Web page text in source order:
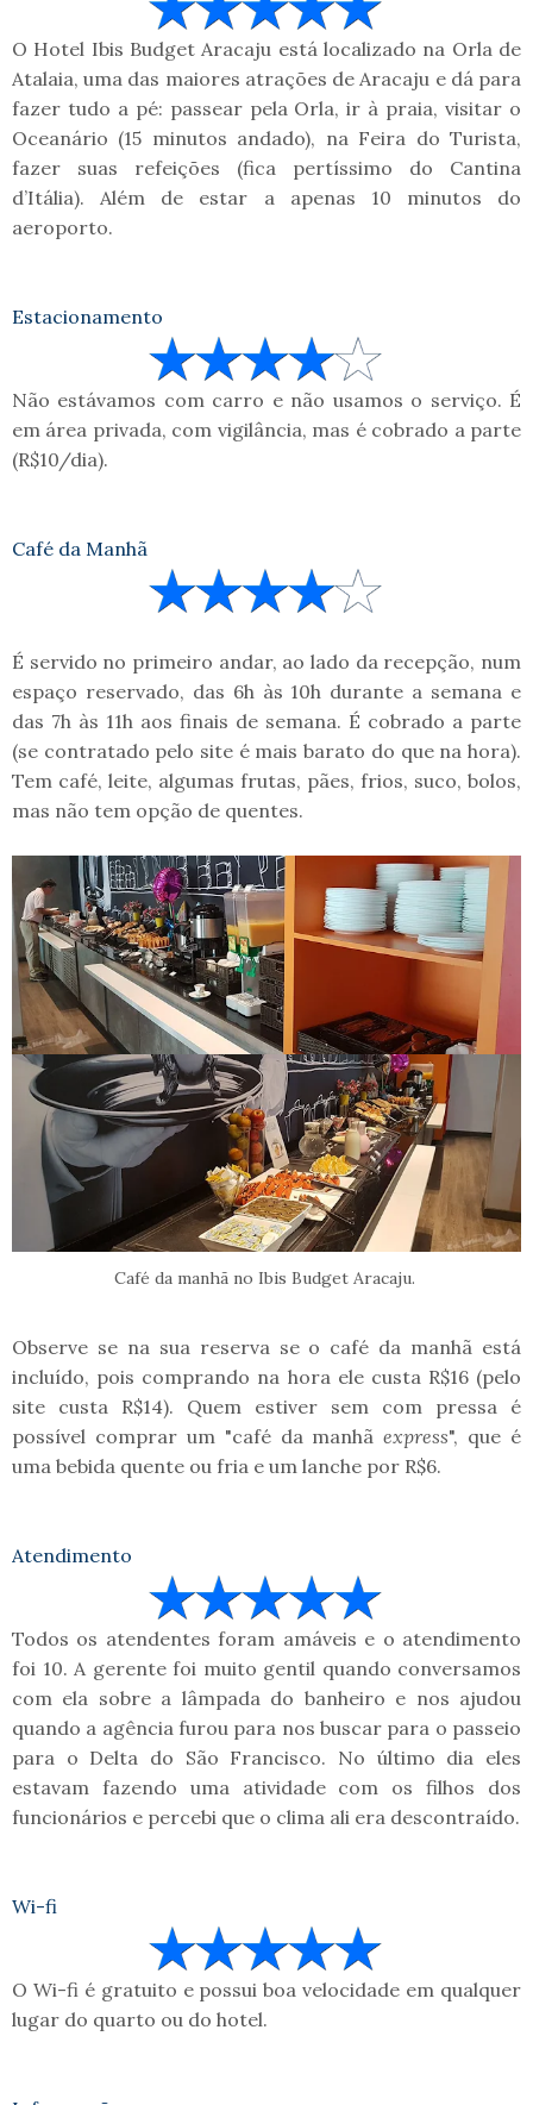
O Hotel Ibis Budget Aracaju está localizado na Orla de
Atalaia, uma das maiores atrações de Aracaju e dá para
fazer tudo a pé: passear pela Orla, ir à praia, visitar o
Oceanário (15 minutos andado), na Feira do Turista,
fazer suas refeições (fica pertíssimo do Cantina
d’Itália). Além de estar a apenas 10 minutos do
aeroporto.
Estacionamento
Não estávamos com carro e não usamos o serviço. É
em área privada, com vigilância, mas é cobrado a parte
(R$10/dia).
Café da Manhã
É servido no primeiro andar, ao lado da recepção, num
espaço reservado, das 6h às 10h durante a semana e
das 7h às 11h aos finais de semana. É cobrado a parte
(se contratado pelo site é mais barato do que na hora).
Tem café, leite, algumas frutas, pães, frios, suco, bolos,
mas não tem opção de quentes.
Café da manhã no Ibis Budget Aracaju.
Observe se na sua reserva se o café da manhã está
incluído, pois comprando na hora ele custa R$16 (pelo
site custa R$14). Quem estiver sem com pressa é
possível comprar um "café da manhãexpress", que é
uma bebida quente ou fria e um lanche por R$6.
Atendimento
Todos os atendentes foram amáveis e o atendimento
foi 10. A gerente foi muito gentil quando conversamos
com ela sobre a lâmpada do banheiro e nos ajudou
quando a agência furou para nos buscar para o passeio
para o Delta do São Francisco. No último dia eles
estavam fazendo uma atividade com os filhos dos
funcionários e percebi que o clima ali era descontraído.
Wi-fi
O Wi-fi é gratuito e possui boa velocidade em qualquer
lugar do quarto ou do hotel.